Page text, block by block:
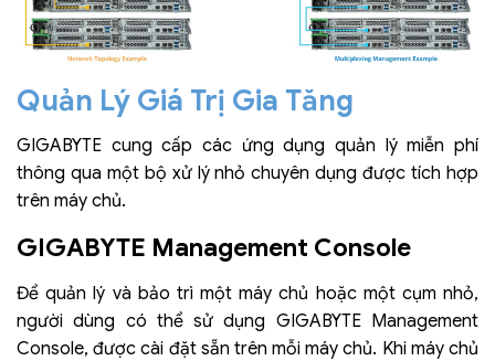
Quản Lý Giá Trị Gia Tăng
GIGABYTE cung cấp các ứng dụng quản lý miễn phí
thông qua một bộ xử lý nhỏ chuyên dụng được tích hợp
trên máy chủ.
GIGABYTE Management Console
Để quản lý và bảo trì một máy chủ hoặc một cụm nhỏ,
người dùng có thể sử dụng GIGABYTE Management
Console, được cài đặt sẵn trên mỗi máy chủ. Khi máy chủ